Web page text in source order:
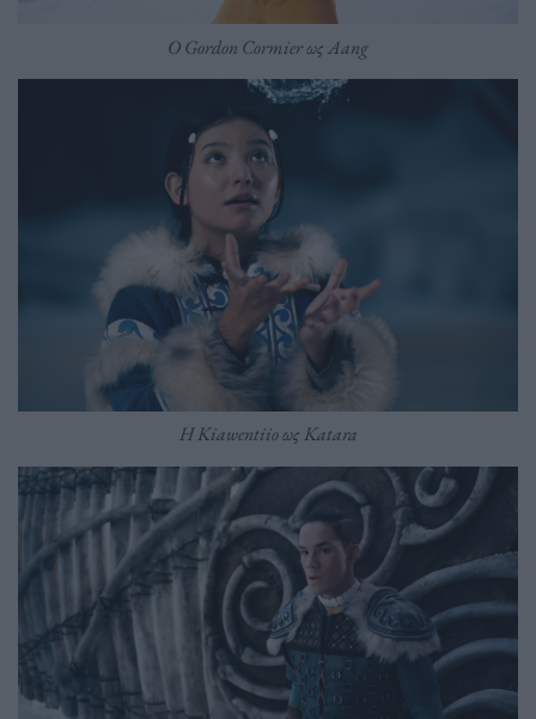
Ο Gordon Cormier ως Aang
Η Kiawentiio ως Katara